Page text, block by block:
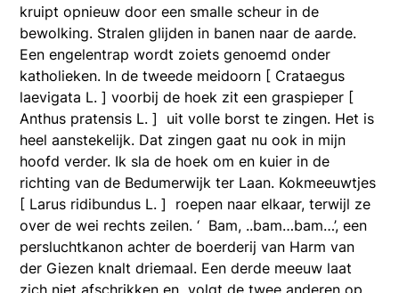
kruipt opnieuw door een smalle scheur in de
bewolking. Stralen glijden in banen naar de aarde.
Een engelentrap wordt zoiets genoemd onder
katholieken. In de tweede meidoorn [ Crataegus
laevigata L. ] voorbij de hoek zit een graspieper [
Anthus pratensis L. ] uit volle borst te zingen. Het is
heel aanstekelijk. Dat zingen gaat nu ook in mijn
hoofd verder. Ik sla de hoek om en kuier in de
richting van de Bedumerwijk ter Laan. Kokmeeuwtjes
[ Larus ridibundus L. ] roepen naar elkaar, terwijl ze
over de wei rechts zeilen. ‘ Bam, ..bam…bam…’, een
persluchtkanon achter de boerderij van Harm van
der Giezen knalt driemaal. Een derde meeuw laat
zich niet afschrikken en volgt de twee anderen op